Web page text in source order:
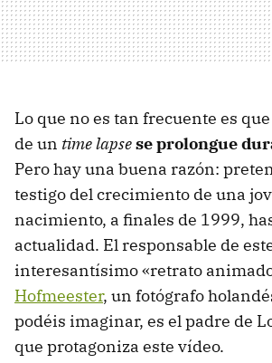
Lo que no es tan frecuente es
de un time lapsese prolongue
Pero hay una buena razón:
testigo del crecimiento de una
nacimiento, a finales de 1999,
actualidad. El responsable de
interesantísimo «retrato
Hofmeester, un fotógrafo
podéis imaginar, es el padre de
que protagoniza este vídeo.